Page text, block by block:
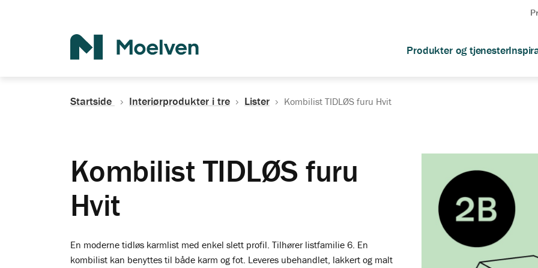
Produkter og tjenester
Startside Interiørprodukter i tre Lister Kombilist TIDLØS furu Hvit
Kombilist TIDLØS furu
Hvit
En moderne tidløs karmlist med enkel slett profil. Tilhører listfamilie 6. En
kombilist kan benyttes til både karm og fot. Leveres ubehandlet, lakkert og malt